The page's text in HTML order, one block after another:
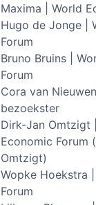
Maxima | World
Hugo de Jonge |
Forum
Bruno Bruins |
Forum
Cora van
bezoekster
Dirk-Jan Omtzigt
Economic Forum
Omtzigt)
Wopke Hoekstra
Forum